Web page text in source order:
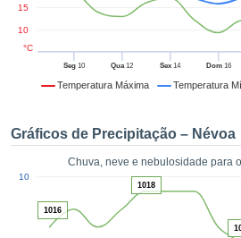
forma
digital
fornecer-
de alta
CONTINUAR
Temperatura Máxima Temperatura
Seg10 Qua12 Sex 14 Dom16
10
15
°C
Gráficos de Precipitação – Névoa
Chuva, neve e nebulosidade para
10
1016
1018